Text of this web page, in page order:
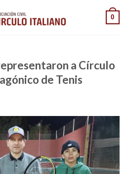
0
a Círculo
de Tenis